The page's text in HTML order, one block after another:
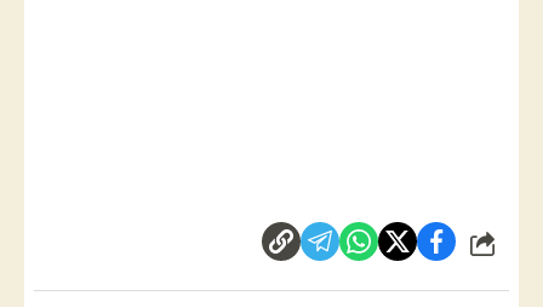
شارك